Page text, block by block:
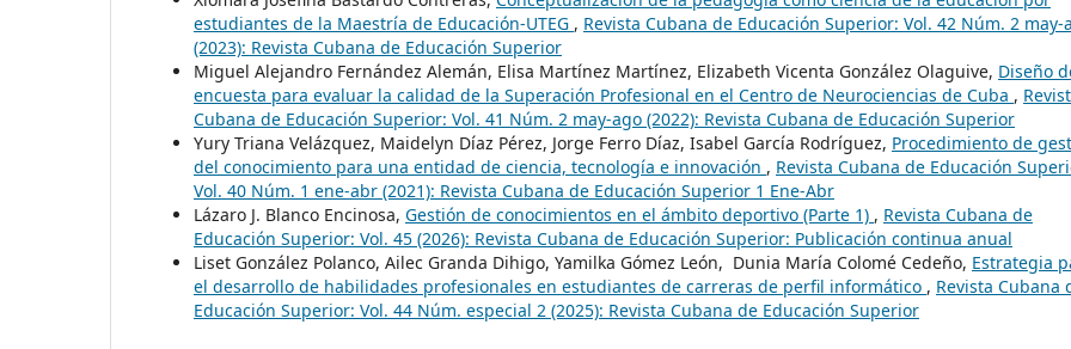
estudiantes de la Maestría de Educación-UTEG , Revista Cubana de Educación Superior: Vol. 42 Núm. 2 may-
(2023): Revista Cubana de Educación Superior
Miguel Alejandro Fernández Alemán, Elisa Martínez Martínez, Elizabeth Vicenta González Olaguive, Diseño
encuesta para evaluar la calidad de la Superación Profesional en el Centro de Neurociencias de Cuba ,
Cubana de Educación Superior: Vol. 41 Núm. 2 may-ago (2022): Revista Cubana de Educación Superior
Yury Triana Velázquez, Maidelyn Díaz Pérez, Jorge Ferro Díaz, Isabel García Rodríguez, Procedimiento de
del conocimiento para una entidad de ciencia, tecnología e innovación , Revista Cubana de Educación
Vol. 40 Núm. 1 ene-abr (2021): Revista Cubana de Educación Superior 1 Ene-Abr
Lázaro J. Blanco Encinosa, Gestión de conocimientos en el ámbito deportivo (Parte 1) , Revista Cubana de
Educación Superior: Vol. 45 (2026): Revista Cubana de Educación Superior: Publicación continua anual
Liset González Polanco, Ailec Granda Dihigo, Yamilka Gómez León, Dunia María Colomé Cedeño, Estrategia
el desarrollo de habilidades profesionales en estudiantes de carreras de perfil informático , Revista Cubana
Educación Superior: Vol. 44 Núm. especial 2 (2025): Revista Cubana de Educación Superior